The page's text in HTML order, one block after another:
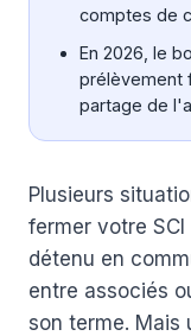
comptes de
En 2026, le
prélèvement
partage de
Plusieurs
fermer votre
détenu en
entre associés
son terme. Mais